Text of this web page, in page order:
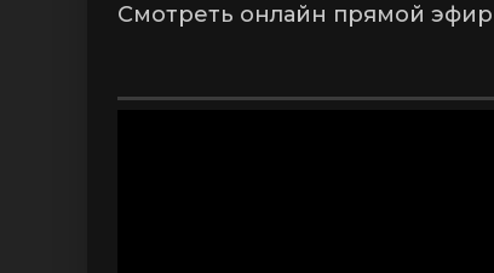
Смотреть онлайн прямой